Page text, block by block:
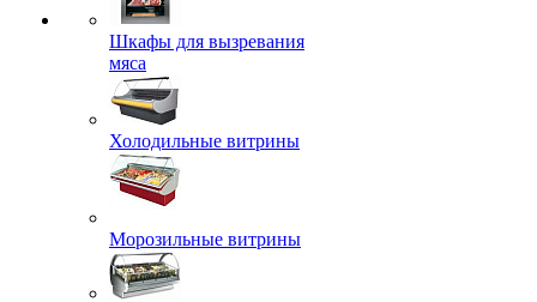
Шкафы для вызревания
мяса
Холодильные витрины
Морозильные витрины